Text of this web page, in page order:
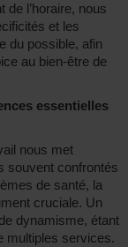
de l’horaire, nous
et les
du possible, afin
au bien-être de
essentielles
nous met
souvent confrontés
de santé, la
cruciale. Un
dynamisme, étant
multiples services.